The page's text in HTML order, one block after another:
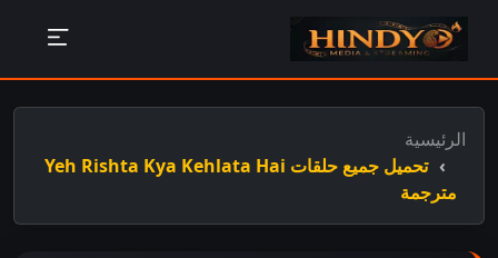
الرئيسية
تحميل جميع حلقات Yeh Rishta Kya Kehlata Hai
مترجمة